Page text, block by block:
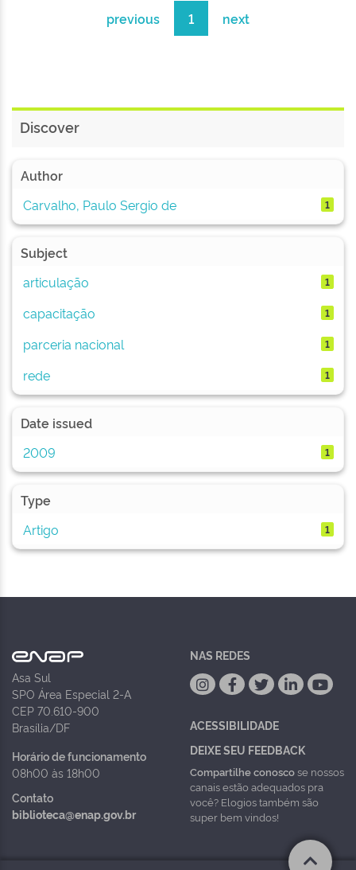
previous 1 next
Discover
Author
Carvalho, Paulo Sergio de
1
Subject
articulação
1
capacitação 1
parceria nacional 1
rede 1
Date issued
2009
1
Type
Artigo
1
Asa Sul
SPO Área Especial 2-A
CEP 70.610-900
Brasília/DF
Horário de funcionamento
08h00 às 18h00
Contato
biblioteca@enap.gov.br
NAS REDES
ACESSIBILIDADE
DEIXE SEU FEEDBACK
Compartilhe conoscose nossos
canais estão adequados pra
você? Elogios também são
super bem vindos!